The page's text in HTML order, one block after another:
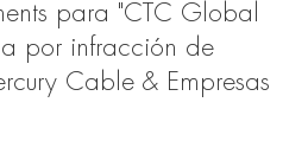
para "CTC Global
por infracción de
Cable & Empresas